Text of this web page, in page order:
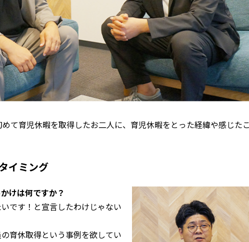
て育児休暇を取得したお二人に、育児休暇をとった経緯や感じた
イミング
けは何ですか？
です！と宣言したわけじゃない
育休取得という事例を欲してい